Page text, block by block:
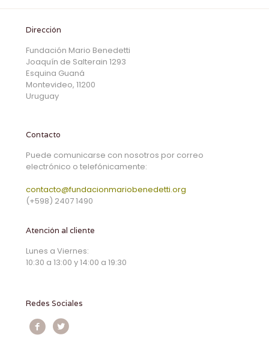
Dirección
Fundación Mario Benedetti
Joaquín de Salterain 1293
Esquina Guaná
Montevideo, 11200
Uruguay
Contacto
Puede comunicarse con nosotros por correo
electrónico o telefónicamente:
contacto@fundacionmariobenedetti.org
(+598) 2407 1490
Atención al cliente
Lunes a Viernes:
10:30 a 13:00 y 14:00 a 19:30
Redes Sociales